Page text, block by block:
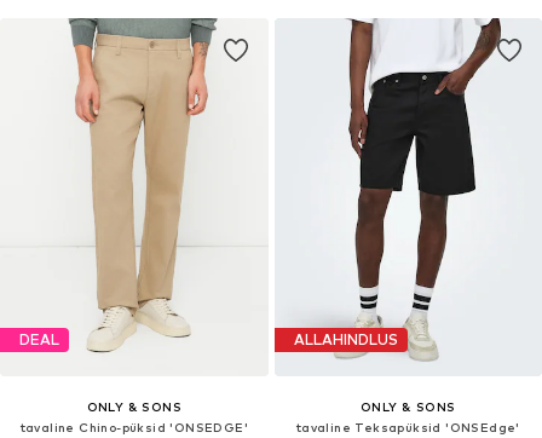
DEAL
ONLY & SONS
tavaline Chino-püksid 'ONSEDGE'
ALLAHINDLUS
ONLY & SONS
tavaline Teksapüksid 'ONSEdge'